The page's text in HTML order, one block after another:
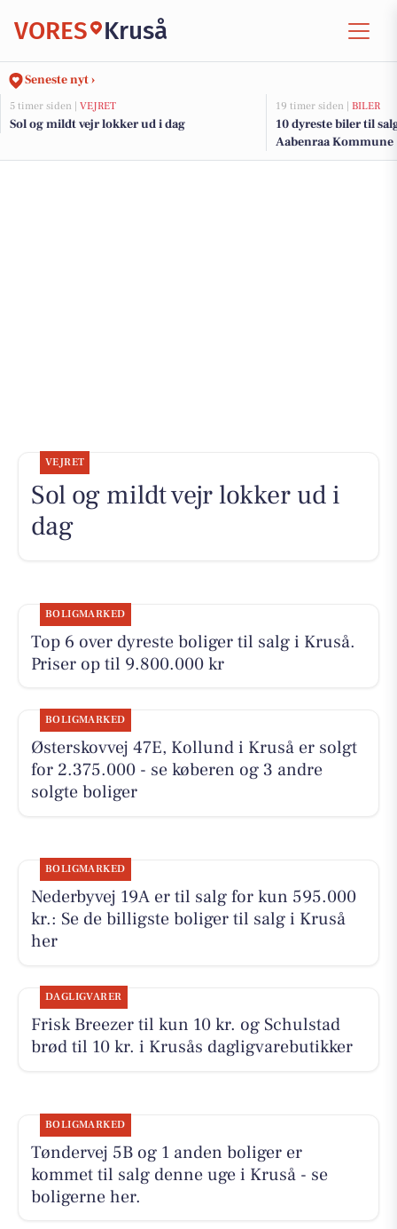
VORES Kruså
Seneste nyt ›
5 timer siden | VEJRET
Sol og mildt vejr lokker ud i dag
19 timer siden | BILER
10 dyreste biler til
Aabenraa Kommune
VEJRET
Sol og mildt vejr lokker ud i
dag
BOLIGMARKED
Top 6 over dyreste boliger til salg i Kruså.
Priser op til 9.800.000 kr
BOLIGMARKED
Østerskovvej 47E, Kollund i Kruså er solgt
for 2.375.000 - se køberen og 3 andre
solgte boliger
BOLIGMARKED
Nederbyvej 19A er til salg for kun 595.000
kr.: Se de billigste boliger til salg i Kruså
her
DAGLIGVARER
Frisk Breezer til kun 10 kr. og Schulstad
brød til 10 kr. i Krusås dagligvarebutikker
BOLIGMARKED
Tøndervej 5B og 1 anden boliger er
kommet til salg denne uge i Kruså - se
boligerne her.